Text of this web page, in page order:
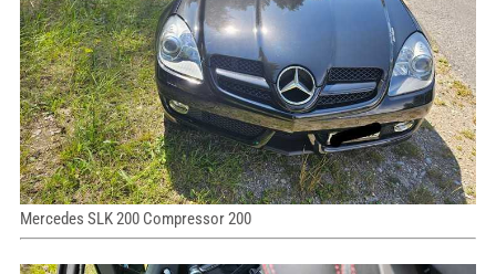
Mercedes SLK 200 Compressor 200